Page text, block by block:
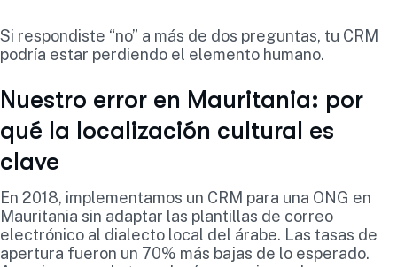
Si respondiste “no” a más de dos preguntas, tu CRM
podría estar perdiendo el elemento humano.
Nuestro error en Mauritania: por
qué la localización cultural es
clave
En 2018, implementamos un CRM para una ONG en
Mauritania sin adaptar las plantillas de correo
electrónico al dialecto local del árabe. Las tasas de
apertura fueron un 70% más bajas de lo esperado.